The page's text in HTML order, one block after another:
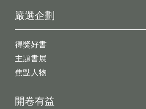
開卷有益
嚴選企劃
得獎好書
主題書展
焦點人物